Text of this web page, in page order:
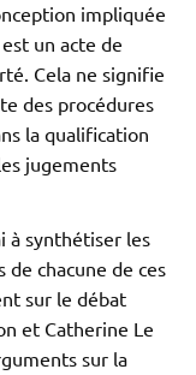
impliquée
un acte de
Cela ne signifie
des procédures
la qualification
jugements
à synthétiser les
chacune de ces
sur le débat
et Catherine Le
sur la